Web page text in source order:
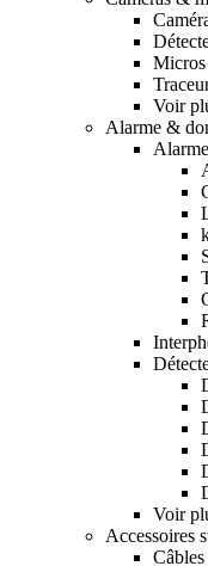
Micros
Voir
Alarme &
Voir
Accessoires